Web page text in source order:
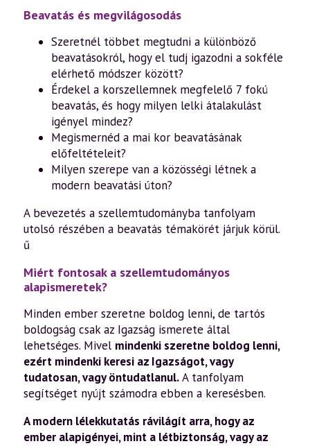
Beavatás és megvilágosodás
Szeretnél többet megtudni a különböző
beavatásokról, hogy el tudj igazodni a sokféle
elérhető módszer között?
Érdekel a korszellemnek megfelelő 7 fokú
beavatás, és hogy milyen lelki átalakulást
igényel mindez?
Megismernéd a mai kor beavatásának
előfeltételeit?
Milyen szerepe van a közösségi létnek a
modern beavatási úton?
A bevezetés a szellemtudományba tanfolyam
utolsó részében a beavatás témakörét járjuk körül.
ű
Miért fontosak a szellemtudományos
alapismeretek?
Minden ember szeretne boldog lenni, de tartós
boldogság csak az Igazság ismerete által
lehetséges. Mivel mindenki szeretne boldog lenni,
ezért mindenki keresi az Igazságot, vagy
tudatosan, vagy öntudatlanul.A tanfolyam
segítséget nyújt számodra ebben a keresésben.
A modern lélekkutatás rávilágít arra, hogy az
ember alapigényei, mint a létbiztonság, vagy az